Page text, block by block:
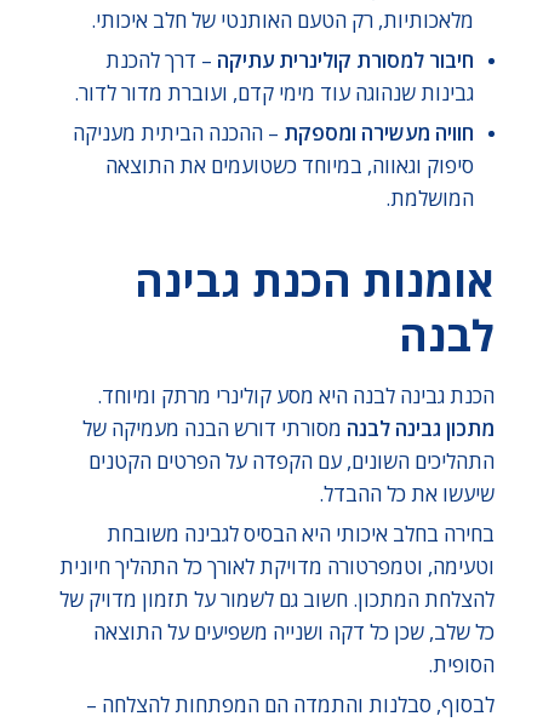
מלאכותיות, רק הטעם האותנטי של חלב איכותי.
חיבור למסורת קולינרית עתיקה – דרך להכנת
גבינות שנהוגה עוד מימי קדם, ועוברת מדור לדור.
חוויה מעשירה ומספקת – ההכנה הביתית מעניקה
סיפוק וגאווה, במיוחד כשטועמים את התוצאה
המושלמת.
אומנות הכנת גבינה
לבנה
הכנת גבינה לבנה היא מסע קולינרי מרתק ומיוחד.
מתכון גבינה לבנה מסורתי דורש הבנה מעמיקה של
התהליכים השונים, עם הקפדה על הפרטים הקטנים
שיעשו את כל ההבדל.
בחירה בחלב איכותי היא הבסיס לגבינה משובחת
וטעימה, וטמפרטורה מדויקת לאורך כל התהליך חיונית
להצלחת המתכון. חשוב גם לשמור על תזמון מדויק של
כל שלב, שכן כל דקה ושנייה משפיעים על התוצאה
הסופית.
לבסוף, סבלנות והתמדה הם המפתחות להצלחה –